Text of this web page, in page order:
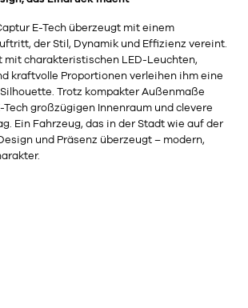
E-Tech überzeugt mit einem
der Stil, Dynamik und Effizienz vereint.
mit charakteristischen LED-Leuchten,
kraftvolle Proportionen verleihen ihm eine
Trotz kompakter Außenmaße
Tech großzügigen Innenraum und clevere
Ein Fahrzeug, das in der Stadt wie auf der
und Präsenz überzeugt – modern,